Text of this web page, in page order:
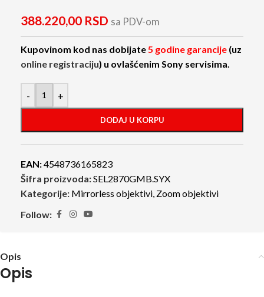
388.220,00 RSD sa PDV-om
Kupovinom kod nas dobijate5 godine garancije (uz
online registraciju) u ovlašćenim Sony servisima.
- +
DODAJ U KORPU
EAN:4548736165823
Šifra proizvoda:SEL2870GMB.SYX
Kategorije: Mirrorless objektivi, Zoom objektivi
Follow:
Opis
Opis